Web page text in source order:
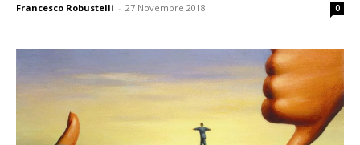
Francesco Robustelli - 27 Novembre 2018 0